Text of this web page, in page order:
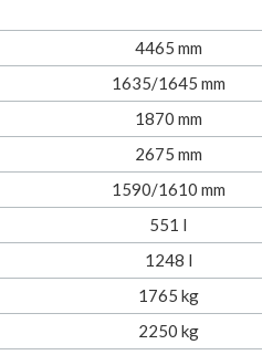
4465 mm
1635/1645 mm
1870 mm
2675 mm
1590/1610 mm
551 l
1248 l
1765 kg
2250 kg